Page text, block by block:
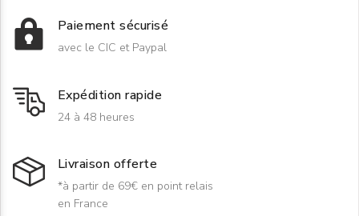
Paiement sécurisé
avec le CIC et Paypal
Expédition rapide
24 à 48 heures
Livraison offerte
*à partir de 69€ en point relais
en France